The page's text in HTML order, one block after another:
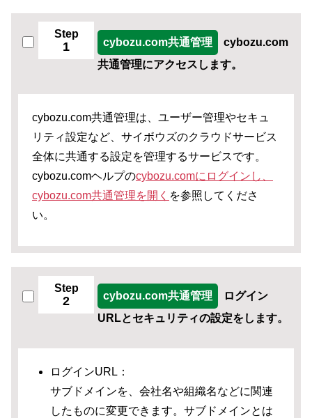
Step
1 cybozu.com共通管理
cybozu.com
共通管理にアクセスします。
cybozu.com共通管理は、ユーザー管理やセキュ
リティ設定など、サイボウズのクラウドサービス
全体に共通する設定を管理するサービスです。
cybozu.comヘルプのcybozu.comにログインし、
cybozu.com共通管理を開く を参照してくださ
い。
Step
2 cybozu.com共通管理
ログイン
URLとセキュリティの設定をします。
ログインURL：
サブドメインを、会社名や組織名などに関連
したものに変更できます。サブドメインとは